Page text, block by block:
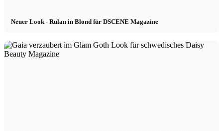
Neuer Look - Rulan in Blond für DSCENE Magazine